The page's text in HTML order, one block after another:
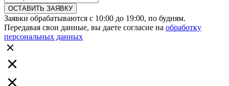
ОСТАВИТЬ ЗАЯВКУ
Заявки обрабатываются с 10:00 до 19:00, по будням.
Передавая свои данные, вы даете согласие на обработку
персональных данных